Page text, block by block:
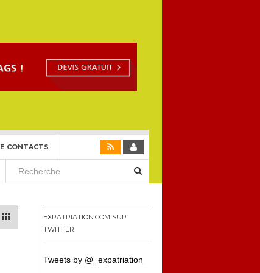
CONTACTS
EXPATRIATION.COM SUR
TWITTER
Tweets by @_expatriation_